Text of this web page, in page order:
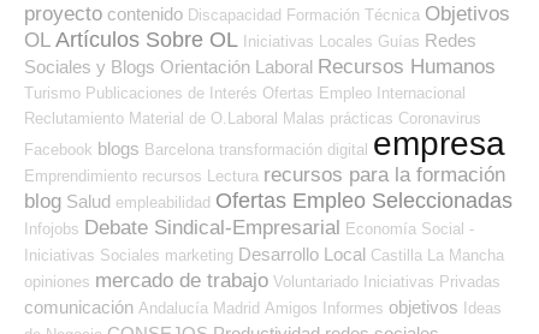
proyecto contenido Discapacidad Formación Técnica Objetivos
OL Artículos Sobre OL Iniciativas Locales Guías Redes
Sociales y Blogs Orientación Laboral Recursos Humanos
Turismo Publicaciones de Interés Ofertas Empleo Internacional
Reclutamiento Material de O.Laboral Malas prácticas Coronavirus
Facebook blogs Barcelona transformación digital empresa
Emprendimiento recursos Lectura recursos para la formación
blog Salud empleabilidad Ofertas Empleo Seleccionadas
Infojobs Debate Sindical-Empresarial Economía Social -
Iniciativas Sociales marketing Desarrollo Local Castilla La Mancha
opiniones mercado de trabajo Voluntariado Iniciativas Privadas
comunicación Andalucía Madrid Amigos Informes objetivos Ideas